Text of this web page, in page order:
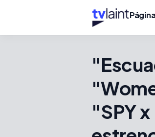
"SPY